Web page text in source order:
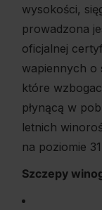
wysokości,
prowadzona
oficjalnej
wapiennych o
które
płynącą w
letnich
na poziomie
Szczepy